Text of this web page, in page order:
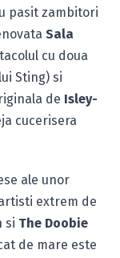
pasit zambitori
Sala
cu doua
Sting) si
de Isley-
cucerisera
ale unor
extrem de
si The Doobie
de mare este